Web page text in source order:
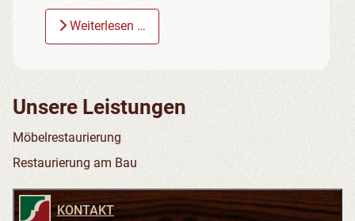
Weiterlesen …
Unsere Leistungen
Möbelrestaurierung
Restaurierung am Bau
KONTAKT